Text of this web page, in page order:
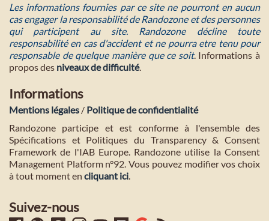
Les informations fournies par ce site ne pourront en aucun
cas engager la responsabilité de Randozone et des personnes
qui participent au site. Randozone décline toute
responsabilité en cas d'accident et ne pourra etre tenu pour
responsable de quelque manière que ce soit. Informations à
propos des niveaux de difficulté.
Informations
Mentions légales / Politique de confidentialité
Randozone participe et est conforme à l'ensemble des
Spécifications et Politiques du Transparency & Consent
Framework de l'IAB Europe. Randozone utilise la Consent
Management Platform n°92. Vous pouvez modifier vos choix
à tout moment en cliquant ici
Suivez-nous